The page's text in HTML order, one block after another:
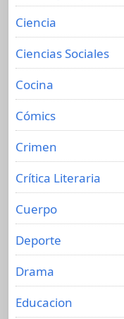
Ciencia
Ciencias Sociales
Cocina
Cómics
Crimen
Crítica Literaria
Cuerpo
Deporte
Drama
Educacion